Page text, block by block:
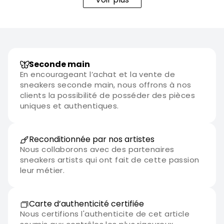
Disponible en version neuve ou reconditionnée selon les
storytelling fort.
Seconde main
En encourageant l’achat et la vente de
sneakers seconde main, nous offrons à nos
clients la possibilité de posséder des pièces
uniques et authentiques.
Reconditionnée par nos artistes
Nous collaborons avec des partenaires
sneakers artists qui ont fait de cette passion
leur métier.
Carte d’authenticité certifiée
Nous certifions l'authenticite de cet article